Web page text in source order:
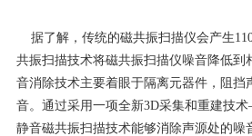
据了解，传统的磁共振扫描仪会产生
共振扫描技术将磁共振扫描仪噪音降低
音消除技术主要着眼于隔离元器件，阻
音。通过采用一项全新3D采集和重建技
静音磁共振扫描技术能够消除声源处的噪